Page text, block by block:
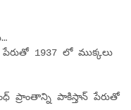
1937 లో ముక్కలు
ప్రాంతాన్ని పాకిస్తాన్ పేరుతో